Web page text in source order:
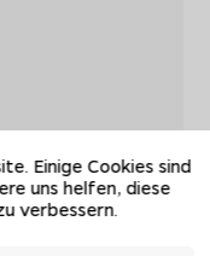
Einige Cookies sind
uns helfen, diese
verbessern.